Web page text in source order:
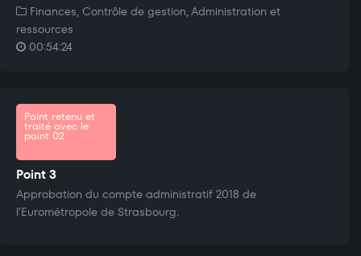
Finances, Contrôle de gestion, Administration et
ressources
00:54:24
Point retenu et
traité avec le
point 02
Point 3
Approbation du compte administratif 2018 de
l'Eurométropole de Strasbourg.